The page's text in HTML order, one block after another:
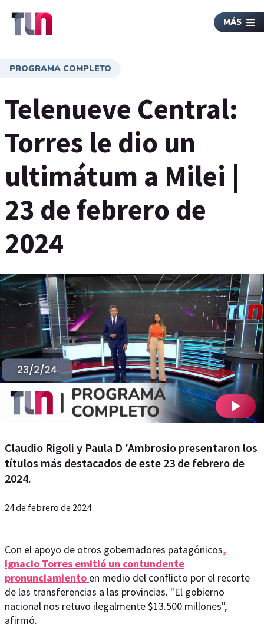
MÁS
PROGRAMA COMPLETO
Telenueve Central:
Torres le dio un
ultimátum a Milei |
23 de febrero de
2024
Claudio Rigoli y Paula D 'Ambrosio presentaron los
títulos más destacados de este 23 de febrero de
2024.
24 de febrero de 2024
Con el apoyo de otros gobernadores patagónicos,
Ignacio Torres emitió un contundente
pronunciamiento en medio del conflicto por el recorte
de las transferencias a las provincias. "El gobierno
nacional nos retuvo ilegalmente $13.500 millones",
afirmó.